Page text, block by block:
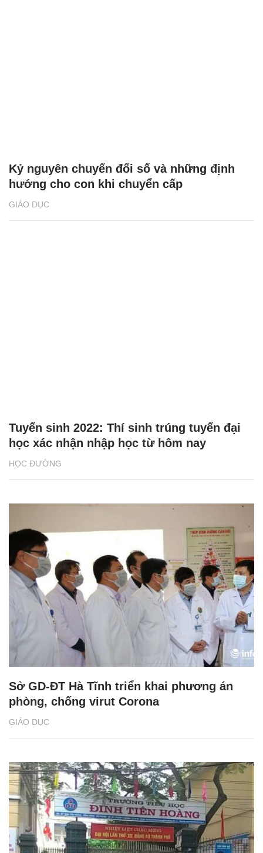
GIÁO DỤC
Kỷ nguyên chuyển đổi số và những định
hướng cho con khi chuyển cấp
HỌC ĐƯỜNG
Tuyển sinh 2022: Thí sinh trúng tuyển đại
học xác nhận nhập học từ hôm nay
GIÁO DỤC
Sở GD-ĐT Hà Tĩnh triển khai phương án
phòng, chống virut Corona